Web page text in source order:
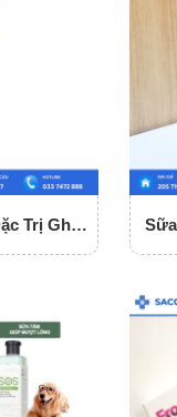
Trị Ghẻ